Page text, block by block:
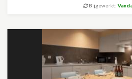
Bijgewerkt: